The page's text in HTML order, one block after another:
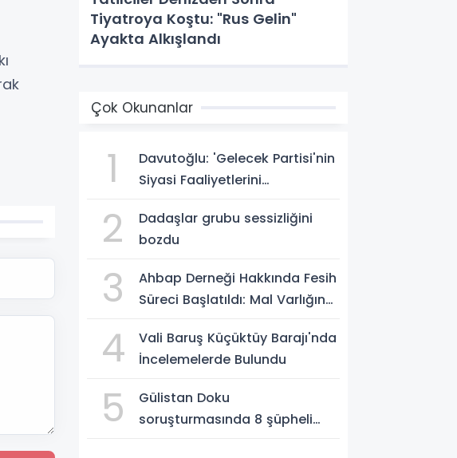
Tiyatroya Koştu: "Rus Gelin"
Ayakta Alkışlandı
Çok Okunanlar
1
Davutoğlu: 'Gelecek Partisi'nin
Siyasi Faaliyetlerini
2
Dadaşlar grubu sessizliğini
bozdu
3
Ahbap Derneği Hakkında Fesih
Süreci Başlatıldı: Mal Varlığına
4
Vali Baruş Küçüktüy Barajı'nda
İncelemelerde Bulundu
5
Gülistan Doku
soruşturmasında 8 şüpheli